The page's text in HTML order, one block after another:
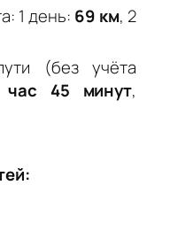
1 день: 69 км, 2
(без учёта
час 45 минут,